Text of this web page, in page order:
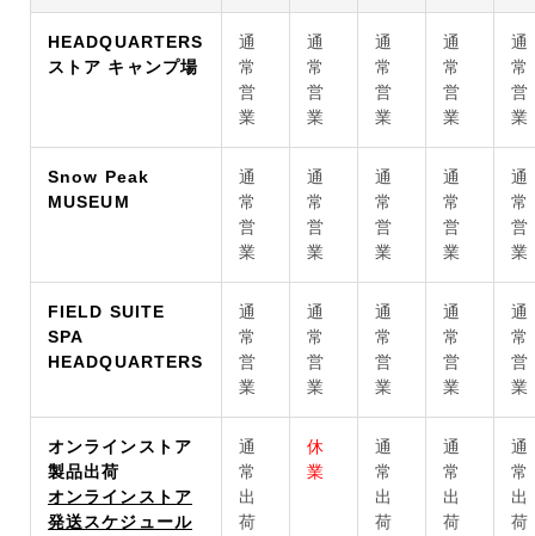
HEADQUARTERS
ストア キャンプ場
通
常
営
業
通
常
営
業
通
常
営
業
通
常
営
業
通
常
営
業
Snow Peak
MUSEUM
通
常
営
業
通
常
営
業
通
常
営
業
通
常
営
業
通
常
営
業
FIELD SUITE
SPA
HEADQUARTERS
通
常
営
業
通
常
営
業
通
常
営
業
通
常
営
業
通
常
営
業
オンラインストア
製品出荷
オンラインストア
発送スケジュール
通
常
出
荷
休
業
通
常
出
荷
通
常
出
荷
通
常
出
荷